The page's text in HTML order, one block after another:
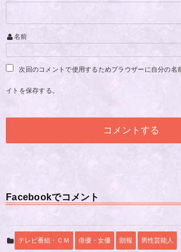
名前
次回のコメントで使用するためブラウザーに自分の名
イトを保存する。
Facebookでコメント
テレビ番組・ＣＭ 俳優・女優 朗報 男性芸能人